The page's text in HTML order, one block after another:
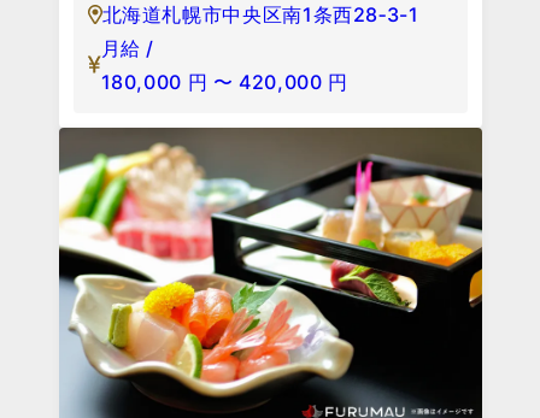
北海道札幌市中央区南1条西28‐3-1
月給 /
180,000 円 〜 420,000 円